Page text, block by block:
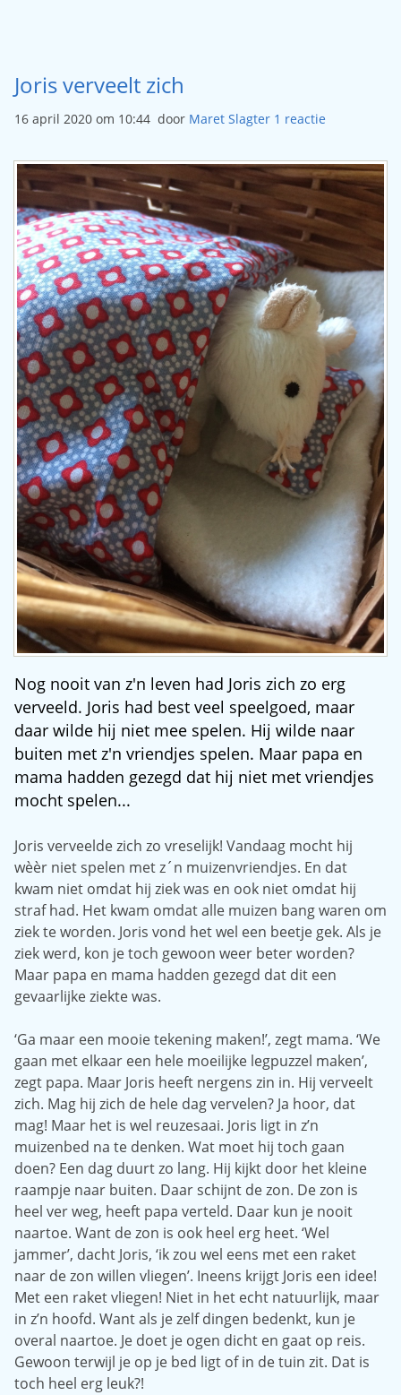
Joris verveelt zich
16 april 2020 om 10:44 door Maret Slagter 1 reactie
Nog nooit van z'n leven had Joris zich zo erg
verveeld. Joris had best veel speelgoed, maar
daar wilde hij niet mee spelen. Hij wilde naar
buiten met z'n vriendjes spelen. Maar papa en
mama hadden gezegd dat hij niet met vriendjes
mocht spelen...
Joris verveelde zich zo vreselijk! Vandaag mocht hij
wèèr niet spelen met z´n muizenvriendjes. En dat
kwam niet omdat hij ziek was en ook niet omdat hij
straf had. Het kwam omdat alle muizen bang waren om
ziek te worden. Joris vond het wel een beetje gek. Als je
ziek werd, kon je toch gewoon weer beter worden?
Maar papa en mama hadden gezegd dat dit een
gevaarlijke ziekte was.
‘Ga maar een mooie tekening maken!’, zegt mama. ‘We
gaan met elkaar een hele moeilijke legpuzzel maken’,
zegt papa. Maar Joris heeft nergens zin in. Hij verveelt
zich. Mag hij zich de hele dag vervelen? Ja hoor, dat
mag! Maar het is wel reuzesaai. Joris ligt in z’n
muizenbed na te denken. Wat moet hij toch gaan
doen? Een dag duurt zo lang. Hij kijkt door het kleine
raampje naar buiten. Daar schijnt de zon. De zon is
heel ver weg, heeft papa verteld. Daar kun je nooit
naartoe. Want de zon is ook heel erg heet. ‘Wel
jammer’, dacht Joris, ‘ik zou wel eens met een raket
naar de zon willen vliegen’. Ineens krijgt Joris een idee!
Met een raket vliegen! Niet in het echt natuurlijk, maar
in z’n hoofd. Want als je zelf dingen bedenkt, kun je
overal naartoe. Je doet je ogen dicht en gaat op reis.
Gewoon terwijl je op je bed ligt of in de tuin zit. Dat is
toch heel erg leuk?!